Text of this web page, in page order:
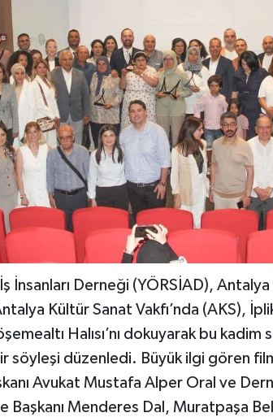
İnsanları Derneği (YÖRSİAD),
Kültür Sanat Vakfı’nda (AKS),
Halısı’nı dokuyarak bu kadim
bir söyleşi düzenledi. Büyük ilgi gören
Avukat Mustafa Alper Oral ve
Başkanı Menderes Dal, Muratpaşa